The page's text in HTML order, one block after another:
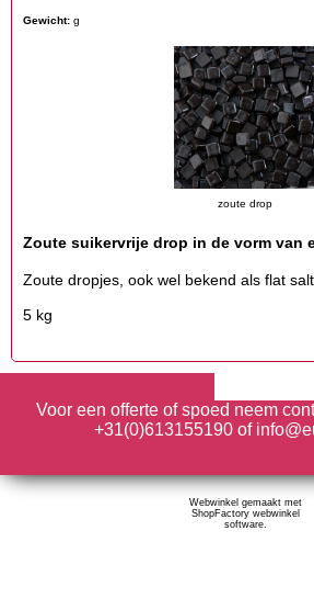
Gewicht: g
zoute drop
Zoute suikervrije drop in de vorm van
Zoute dropjes, ook wel bekend als flat
5 kg
Voor een offerte of spoed neem
+31(0)613155190 of
Webwinkel gemaakt met
ShopFactory webwinkel
software.